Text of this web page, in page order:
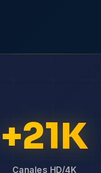
+21K
Canales HD/4K